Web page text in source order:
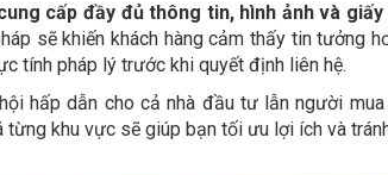
cấp đầy đủ thông tin, hình ảnh và giấy
sẽ khiến khách hàng cảm thấy tin tưởng
tính pháp lý trước khi quyết định liên hệ.
hấp dẫn cho cả nhà đầu tư lẫn người
khu vực sẽ giúp bạn tối ưu lợi ích và